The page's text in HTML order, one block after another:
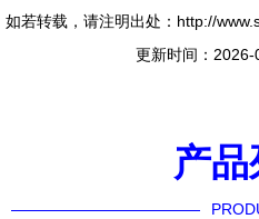
如若转载，请注明出处：http://
更新时间：
产